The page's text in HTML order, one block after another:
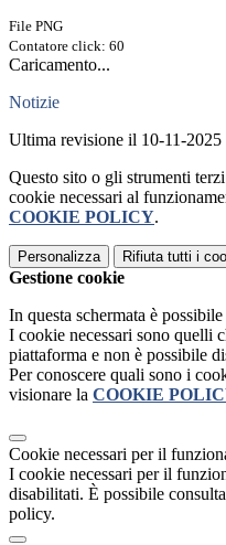
File PNG
Contatore click: 60
Caricamento...
Notizie
Ultima revisione il 10-11-2025
Questo sito o gli strumenti
cookie necessari al
COOKIE POLICY.
Personalizza Rifiuta tutti i
Gestione cookie
In questa schermata è
I cookie necessari sono quelli
piattaforma e non è possibile
Per conoscere quali sono i
visionare la COOKIE
Cookie necessari per il
I cookie necessari per il
disabilitati. È possibile
policy.